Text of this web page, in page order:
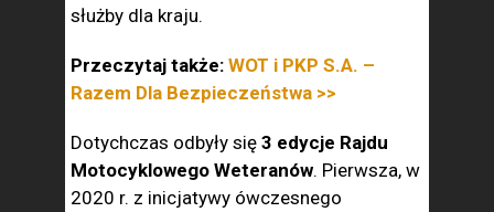
służby dla kraju.
Przeczytaj także: WOT i PKP S.A. –
Razem Dla Bezpieczeństwa >>
Dotychczas odbyły się 3 edycje Rajdu
Motocyklowego Weteranów. Pierwsza, w
2020 r. z inicjatywy ówczesnego